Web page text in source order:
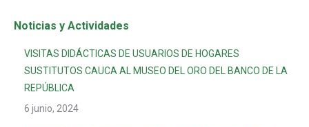
Noticias y Actividades
VISITAS DIDÁCTICAS DE USUARIOS DE HOGARES
SUSTITUTOS CAUCA AL MUSEO DEL ORO DEL BANCO DE LA
REPÚBLICA
6 junio, 2024